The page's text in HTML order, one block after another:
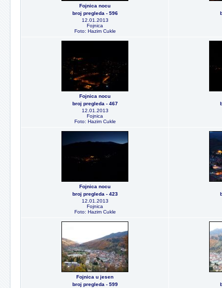
Fojnica nocu
broj pregleda - 596
12.01.2013
Fojnica
Foto: Hazim Cukle
Fojnica nocu
broj pregleda - 467
12.01.2013
Fojnica
Foto: Hazim Cukle
Fojnica nocu
broj pregleda - 423
12.01.2013
Fojnica
Foto: Hazim Cukle
Fojnica u jesen
broj pregleda - 599